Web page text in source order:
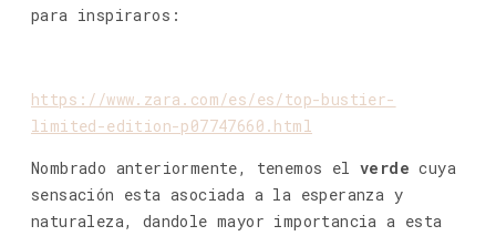
para inspiraros:
https://www.zara.com/es/es/top-bustier-
limited-edition-p07747660.html
Nombrado anteriormente, tenemos el verde cuya
sensación esta asociada a la esperanza y
naturaleza, dandole mayor importancia a esta